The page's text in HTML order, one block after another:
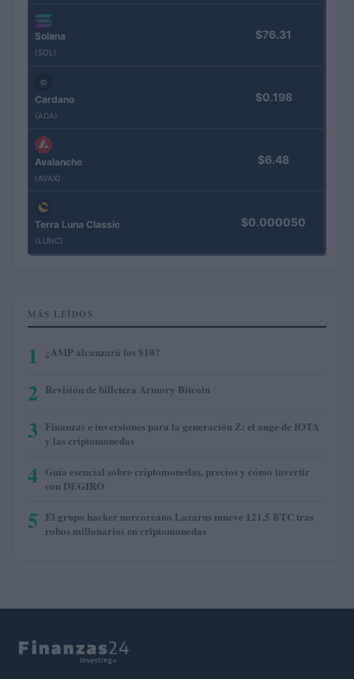
Solana
(SOL)
$76.31
Cardano
(ADA)
$0.198
Avalanche
(AVAX)
$6.48
Terra Luna Classic
(LUNC)
$0.000050
MÁS LEÍDOS
1 ¿AMP alcanzará los $10?
2 Revisión de billetera Armory Bitcoin
3 Finanzas e inversiones para la generación Z: el auge de IOTA
y las criptomonedas
4 Guía esencial sobre criptomonedas, precios y cómo invertir
con DEGIRO
5 El grupo hacker norcoreano Lazarus mueve 121,5 BTC tras
robos millonarios en criptomonedas